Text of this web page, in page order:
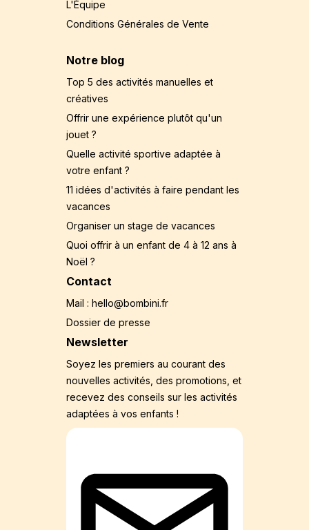
L'Équipe
Conditions Générales de Vente
Notre blog
Top 5 des activités manuelles et
créatives
Offrir une expérience plutôt qu'un
jouet ?
Quelle activité sportive adaptée à
votre enfant ?
11 idées d'activités à faire pendant les
vacances
Organiser un stage de vacances
Quoi offrir à un enfant de 4 à 12 ans à
Noël ?
Contact
Mail : hello@bombini.fr
Dossier de presse
Newsletter
Soyez les premiers au courant des
nouvelles activités, des promotions, et
recevez des conseils sur les activités
adaptées à vos enfants !